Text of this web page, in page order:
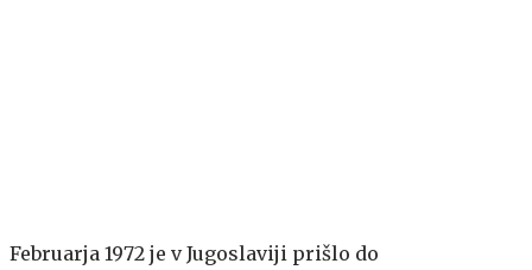
Februarja 1972 je v Jugoslaviji prišlo do